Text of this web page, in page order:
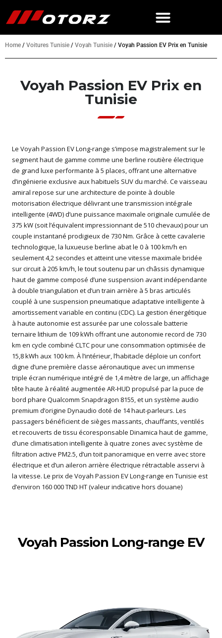
Home / Voitures Tunisie / Voyah Tunisie / Voyah Passion EV Prix en Tunisie
Voyah Passion EV Prix en
Tunisie
Le Voyah Passion EV Long-range s’impose magistralement sur le
segment haut de gamme comme une berline routière électrique
de grand luxe performante à 5 places, offrant une alternative
d’ingénierie exclusive aux habituels SUV du marché. Ce vaisseau
amiral repose sur une architecture de pointe à double
motorisation électrique délivrant une transmission intégrale
intelligente (4WD) d’une puissance maximale originale cumulée de
375 kW (soit l’équivalent impressionnant de 510 chevaux) pour un
couple instantané prodigieux de 730 Nm. Grâce à cette cavalerie
technologique, la luxueuse berline abat le 0 à 100 km/h en
seulement 4,2 secondes et atteint une vitesse maximale bridée
sur circuit à 205 km/h, le tout soutenu par un châssis dynamique
haut de gamme composé d’une suspension avant indépendante
à double triangulation et d’un train arrière à 5 bras articulés
couplé à une suspension pneumatique adaptative intelligente à
amortissement variable en continu (CDC). La gestion énergétique
à haute autonomie est assurée par une colossale batterie
ternaire lithium de 109 kWh offrant une autonomie record de 730
km en cycle combiné CLTC pour une consommation optimisée de
15,8 kWh aux 100 km. À l’intérieur, l’habitacle déploie un confort
digne d’une première classe aéronautique avec un immense
triple écran numérique intégré de 1,4 mètre de large, un affichage
tête haute à réalité augmentée AR-HUD propulsé par la puce de
bord phare Qualcomm Snapdragon 8155, et un système audio
premium d’origine Dynaudio doté de 14 haut-parleurs. Les
passagers bénéficient de sièges massants, chauffants, ventilés
et recouverts de tissu écoresponsable Dinamica haut de gamme,
d’une climatisation intelligente à quatre zones avec système de
filtration active PM2.5, d’un toit panoramique en verre avec store
électrique et d’un aileron arrière électrique rétractable asservi à
la vitesse. Le prix de Voyah Passion EV Long-range en Tunisie est
d’environ 160 000 TND HT (valeur indicative hors douane)
Voyah Passion Long-range EV